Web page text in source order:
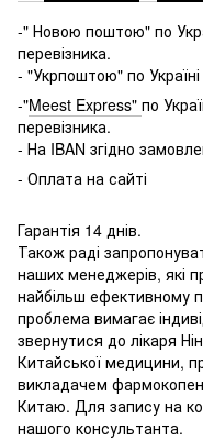
-" Новою поштою" по
перевізника.
- "Укрпоштою" по
-"Meest Express" по
перевізника.
- На IBAN згідно
- Оплата на сайті
Гарантія 14 днів.
Також раді
наших менеджерів, які
найбільш ефективному
проблема вимагає
звернутися до лікаря
Китайської медицини,
викладачем
Китаю. Для запису на
нашого консультанта.